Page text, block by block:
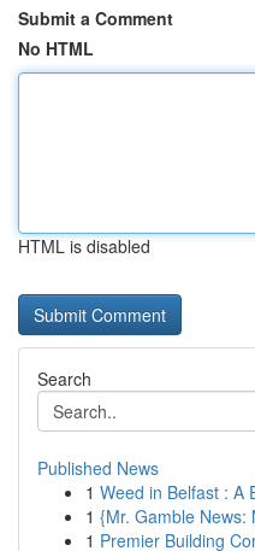
Submit a Comment
No HTML
HTML is disabled
Search
Published News
1 Weed in Belfast : A
1 {Mr. Gamble News:
1 Premier Building